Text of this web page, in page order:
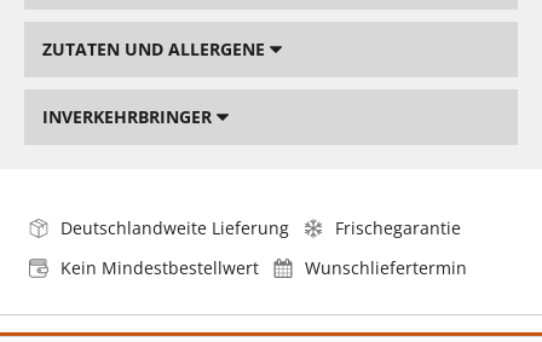
ZUTATEN UND ALLERGENE
INVERKEHRBRINGER
Deutschlandweite Lieferung
Frischegarantie
Kein Mindestbestellwert
Wunschliefertermin